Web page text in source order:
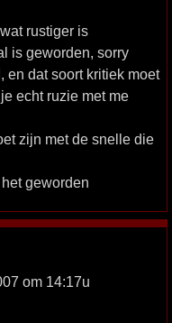
rustiger is
is geworden, sorry
en dat soort kritiek moet
echt ruzie met me
zijn met de snelle die
geworden
om 14:17u